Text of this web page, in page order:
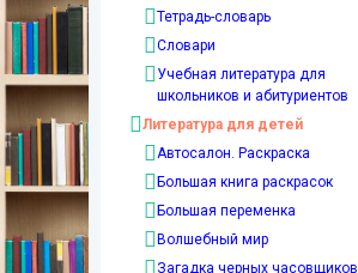
Тетрадь-словарь
Словари
Учебная литература для
школьников и абитуриентов
Литература для детей
Автосалон. Раскраска
Большая книга раскрасок
Большая переменка
Волшебный мир
Загадка черных часовщиков